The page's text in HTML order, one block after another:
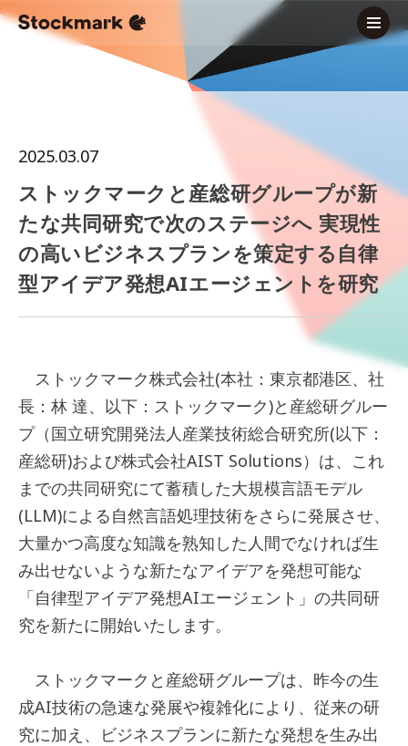
2025.03.07
ストックマークと産総研グループが新
たな共同研究で次のステージへ 実現性
の高いビジネスプランを策定する自律
型アイデア発想AIエージェントを研究
ストックマーク株式会社(本社：東京都港区、社
長：林 達、以下：ストックマーク)と産総研グルー
プ（国立研究開発法人産業技術総合研究所(以下：
産総研)および株式会社AIST Solutions）は、これ
までの共同研究にて蓄積した大規模言語モデル
(LLM)による自然言語処理技術をさらに発展させ、
大量かつ高度な知識を熟知した人間でなければ生
み出せないような新たなアイデアを発想可能な
「自律型アイデア発想AIエージェント」の共同研
究を新たに開始いたします。
ストックマークと産総研グループは、昨今の生
成AI技術の急速な発展や複雑化により、従来の研
究に加え、ビジネスプランに新たな発想を生み出